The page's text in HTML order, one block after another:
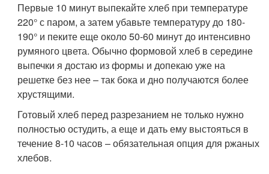
Первые 10 минут выпекайте хлеб при температуре
220° с паром, а затем убавьте температуру до 180-
190° и пеките еще около 50-60 минут до интенсивно
румяного цвета. Обычно формовой хлеб в середине
выпечки я достаю из формы и допекаю уже на
решетке без нее – так бока и дно получаются более
хрустящими.
Готовый хлеб перед разрезанием не только нужно
полностью остудить, а еще и дать ему выстояться в
течение 8-10 часов – обязательная опция для ржаных
хлебов.